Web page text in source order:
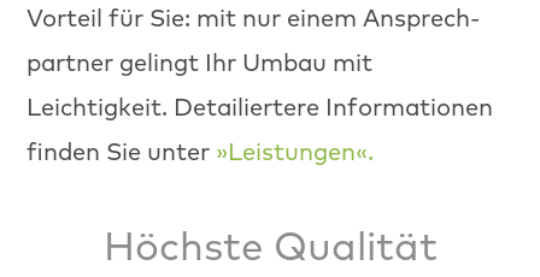
Vorteil für Sie: mit nur einem Ansprech­
part­ner gelingt Ihr Umbau mit
Leichtigkeit. Detailiert­ere Infor­ma­tio­nen
find­en Sie unter »Leis­tun­gen«.
Höchste Qualität